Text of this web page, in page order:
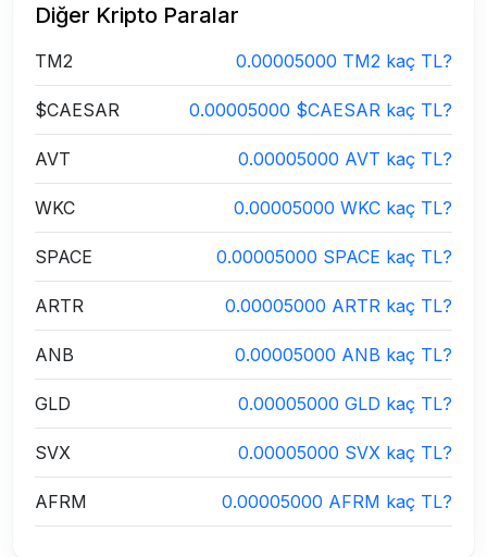
Diğer Kripto Paralar
TM2 0.00005000 TM2 kaç TL?
$CAESAR 0.00005000 $CAESAR kaç TL?
AVT 0.00005000 AVT kaç TL?
WKC 0.00005000 WKC kaç TL?
SPACE 0.00005000 SPACE kaç TL?
ARTR 0.00005000 ARTR kaç TL?
ANB 0.00005000 ANB kaç TL?
GLD 0.00005000 GLD kaç TL?
SVX 0.00005000 SVX kaç TL?
AFRM 0.00005000 AFRM kaç TL?